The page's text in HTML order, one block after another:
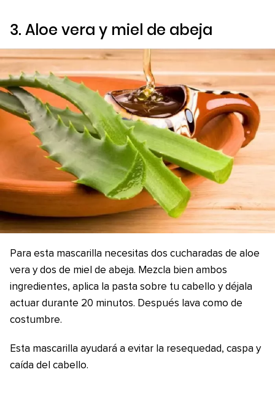
3. Aloe vera y miel de abeja
Para esta mascarilla necesitas dos cucharadas de aloe
vera y dos de miel de abeja. Mezcla bien ambos
ingredientes, aplica la pasta sobre tu cabello y déjala
actuar durante 20 minutos. Después lava como de
costumbre.
Esta mascarilla ayudará a evitar la resequedad, caspa y
caída del cabello.